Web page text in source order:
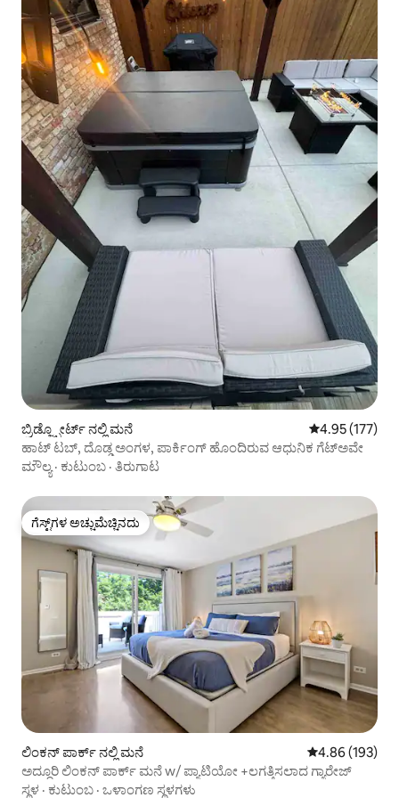
ಬ್ರಿಡ್ಜ್ಪೋರ್ಟ್ ನಲ್ಲಿ ಮನೆ 5 ರಲ್ಲಿ 4.95
4.95 (177)
ಹಾಟ್ ಟಬ್, ದೊಡ್ಡ ಅಂಗಳ, ಪಾರ್ಕಿಂಗ್ ಹೊಂದಿರುವ ಆಧುನಿಕ ಗೆಟ್‌ಅವೇ
ಮೌಲ್ಯ· ಕುಟುಂಬ · ತಿರುಗಾಟ
ಗೆಸ್ಟ್‌ಗಳ ಅಚ್ಚುಮೆಚ್ಚಿನದು
ಗೆಸ್ಟ್‌ಗಳ ಅಚ್ಚುಮೆಚ್ಚಿನದು
ಲಿಂಕನ್ ಪಾರ್ಕ್ ನಲ್ಲಿ ಮನೆ 5 ರಲ್ಲಿ 4.86
4.86 (193)
ಅದ್ದೂರಿ ಲಿಂಕನ್ ಪಾರ್ಕ್ ಮನೆ w/ ಪ್ಯಾಟಿಯೋ +ಲಗತ್ತಿಸಲಾದ ಗ್ಯಾರೇಜ್
ಸ್ಥಳ · ಕುಟುಂಬ · ಒಳಾಂಗಣ ಸ್ಥಳಗಳು